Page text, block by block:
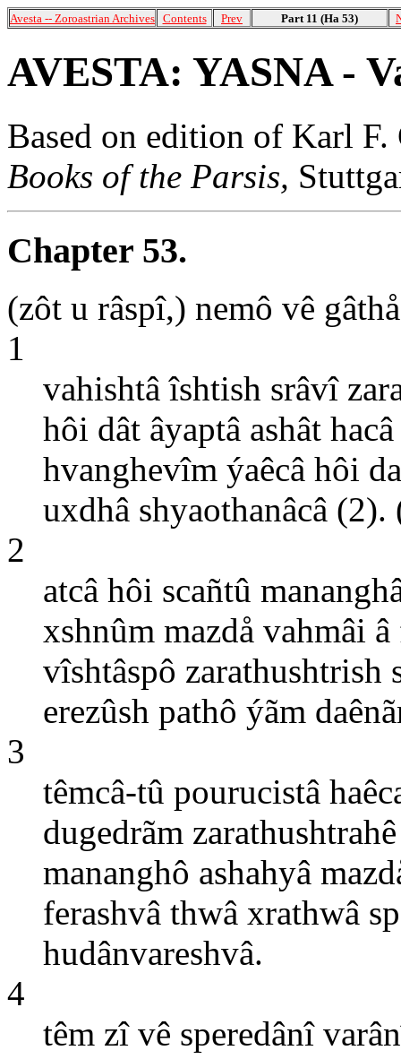
Avesta -- Zoroastrian Archives Contents Prev Part 11 (Ha 53)
AVESTA: YASNA -
Based on edition of Karl
Books of the Parsis,
Chapter 53.
(zôt u râspî,) nemô vê
1
vahishtâ îshtish srâvî
hôi dât âyaptâ ashât
hvanghevîm ýaêcâ hôi
uxdhâ shyaothanâcâ (2).
2
atcâ hôi scañtû
xshnûm mazdå vahmâi
vîshtâspô zarathushtrish
erezûsh pathô ýãm
3
têmcâ-tû pourucistâ
dugedrãm
mananghô ashahyâ
ferashvâ thwâ xrathwâ
hudânvareshvâ.
4
têm zî vê speredânî